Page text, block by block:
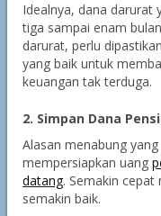
Idealnya, dana darurat
tiga sampai enam
darurat, perlu
yang baik untuk
keuangan tak terduga.
2. Simpan Dana
Alasan menabung
mempersiapkan uang
datang. Semakin cepat
semakin baik.